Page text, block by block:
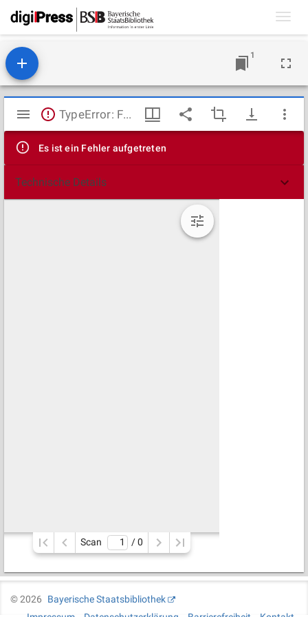
1
Mirador
Viewer
TypeError: Failed to fetch
Es ist ein Fehler aufgetreten
Technische Details
Scan / 0
©2026
Bayerische Staatsbibliothek